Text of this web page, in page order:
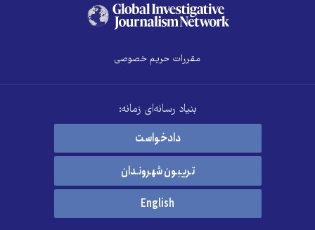
مقررات حریم خصوصی
بنیاد رسانه‌ای زمانه:
دادخواست
تریبون شهروندان
English